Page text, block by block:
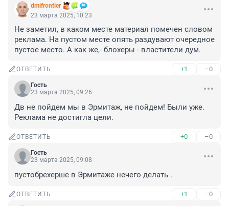
dmifrontier
23 марта 2025, 10:23
Не заметил, в каком месте материал помечен словом
реклама. На пустом месте опять раздувают очередное
пустое место. А как же,- блохеры - властители дум.
ОТВЕТИТЬ +1 –0
Гость
23 марта 2025, 09:26
Дв не пойдем мы в Эрмитаж, не пойдем! Были уже.
Реклама не достигла цели.
ОТВЕТИТЬ +0 –0
Гость
23 марта 2025, 09:08
пустобрехерше в Эрмитаже нечего делать .
ОТВЕТИТЬ +1 –0